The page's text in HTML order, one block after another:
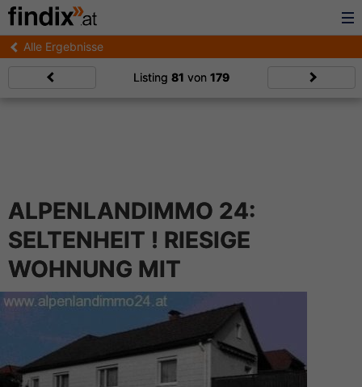
Alle Ergebnisse
Listing 81 von 179
ALPENLANDIMMO 24:
SELTENHEIT ! RIESIGE
WOHNUNG MIT